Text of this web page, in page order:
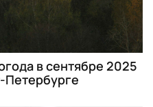
в сентябре 2025
Петербурге